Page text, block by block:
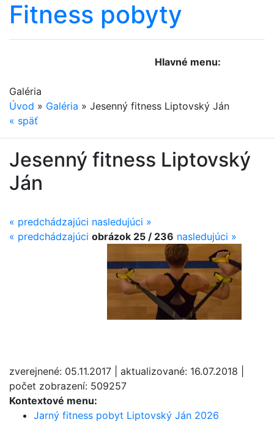
Fitness pobyty
Hlavné menu:
Galéria
Úvod » Galéria » Jesenný fitness Liptovský Ján
« späť
Kontextové menu:
Jarný fitness pobyt Liptovský Ján 2026
Jesenný fitness Liptovský
Ján
« predchádzajúci nasledujúci »
« predchádzajúci obrázok 25 / 236 nasledujúci »
zverejnené: 05.11.2017 | aktualizované: 16.07.2018 |
počet zobrazení: 509257